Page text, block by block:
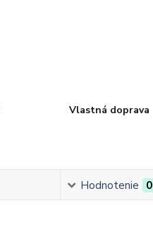
Vlastná doprava
Hodnotenie 0